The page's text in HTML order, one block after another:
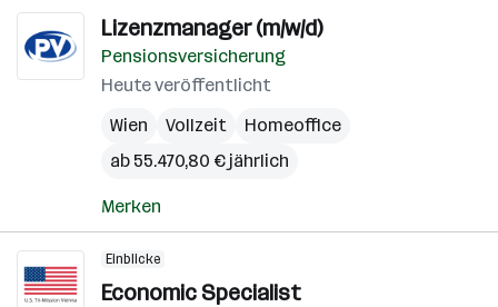
Lizenzmanager (m/w/d)
Pensionsversicherung
Heute veröffentlicht
Wien
Vollzeit
Homeoffice
ab 55.470,80 € jährlich
Merken
Einblicke
Economic Specialist